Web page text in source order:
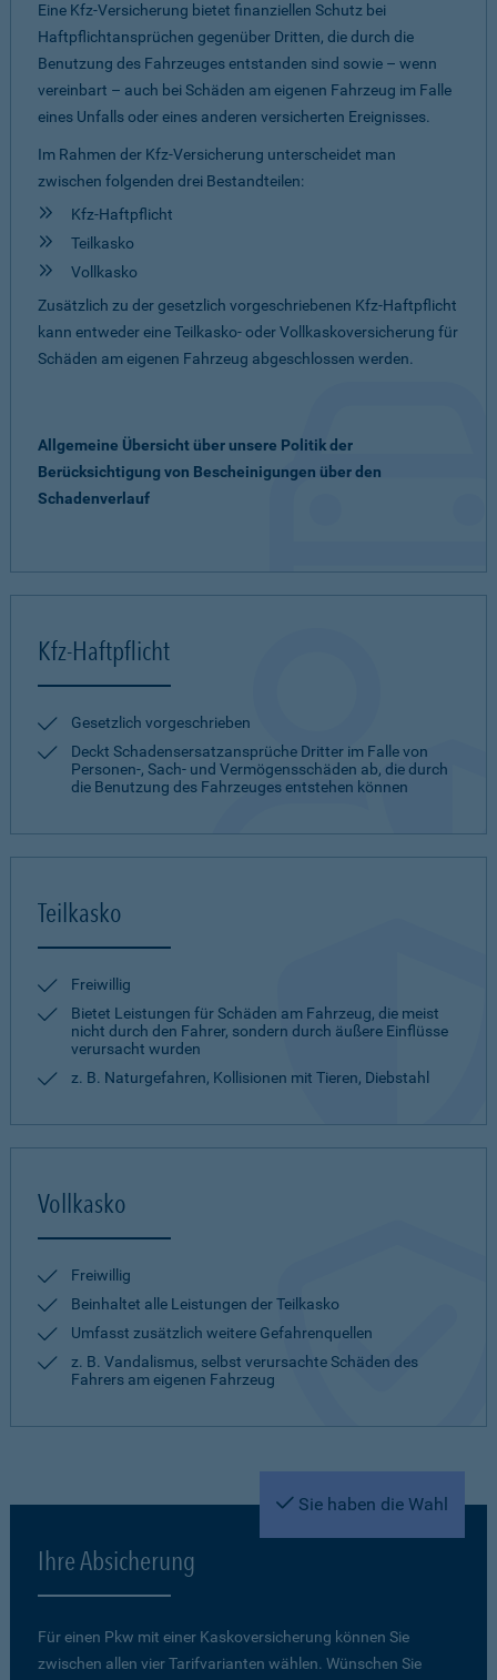
Eine Kfz-Versicherung bietet finanziellen Schutz bei
Haftpflichtansprüchen gegenüber Dritten, die durch die
Benutzung des Fahrzeuges entstanden sind sowie – wenn
vereinbart – auch bei Schäden am eigenen Fahrzeug im Falle
eines Unfalls oder eines anderen versicherten Ereignisses.
Im Rahmen der Kfz-Versicherung unterscheidet man
zwischen folgenden drei Bestandteilen:
Kfz-Haftpflicht
Teilkasko
Vollkasko
Zusätzlich zu der gesetzlich vorgeschriebenen Kfz-Haftpflicht
kann entweder eine Teilkasko- oder Vollkaskoversicherung für
Schäden am eigenen Fahrzeug abgeschlossen werden.
Allgemeine Übersicht über unsere Politik der
Berücksichtigung von Bescheinigungen über den
Schadenverlauf
Kfz-Haftpflicht
Gesetzlich vorgeschrieben
Deckt Schadensersatzansprüche Dritter im Falle von
Personen-, Sach- und Vermögensschäden ab, die durch
die Benutzung des Fahrzeuges entstehen können
Teilkasko
Freiwillig
Bietet Leistungen für Schäden am Fahrzeug, die meist
nicht durch den Fahrer, sondern durch äußere Einflüsse
verursacht wurden
z. B. Naturgefahren, Kollisionen mit Tieren, Diebstahl
Vollkasko
Freiwillig
Beinhaltet alle Leistungen der Teilkasko
Umfasst zusätzlich weitere Gefahrenquellen
z. B. Vandalismus, selbst verursachte Schäden des
Fahrers am eigenen Fahrzeug
Sie haben die Wahl
Ihre Absicherung
Für einen Pkw mit einer Kaskoversicherung können Sie
zwischen allen vier Tarifvarianten wählen. Wünschen Sie